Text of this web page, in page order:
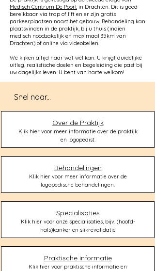
Medisch Centrum De Poort in Drachten. Dit is goed
bereikbaar via trap of lift en er zijn gratis
parkeerplaatsen naast het gebouw. Behandeling kan
plaatsvinden in de praktijk, bij u thuis (indien
medisch noodzakelijk en maximaal 35km van
Drachten) of online via videobellen.
We kijken altijd naar wat wél kan. U krijgt duidelijke
uitleg, realistische doelen en begeleiding die past bij
uw dagelijks leven. U bent van harte welkom!
Snel naar...
Over de Praktijk
Klik hier voor meer informatie over de praktijk
en logopedist.
Behandelingen
Klik hier voor meer informatie over de
logopedische behandelingen.
Specialisaties
Klik hier voor onze specialisaties, bijv. (hoofd-
hals)kanker en slikrevalidatie
Praktische informatie
Klik hier voor praktische informatie en